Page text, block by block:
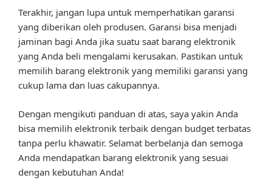
Terakhir, jangan lupa untuk memperhatikan garansi
yang diberikan oleh produsen. Garansi bisa menjadi
jaminan bagi Anda jika suatu saat barang elektronik
yang Anda beli mengalami kerusakan. Pastikan untuk
memilih barang elektronik yang memiliki garansi yang
cukup lama dan luas cakupannya.
Dengan mengikuti panduan di atas, saya yakin Anda
bisa memilih elektronik terbaik dengan budget terbatas
tanpa perlu khawatir. Selamat berbelanja dan semoga
Anda mendapatkan barang elektronik yang sesuai
dengan kebutuhan Anda!